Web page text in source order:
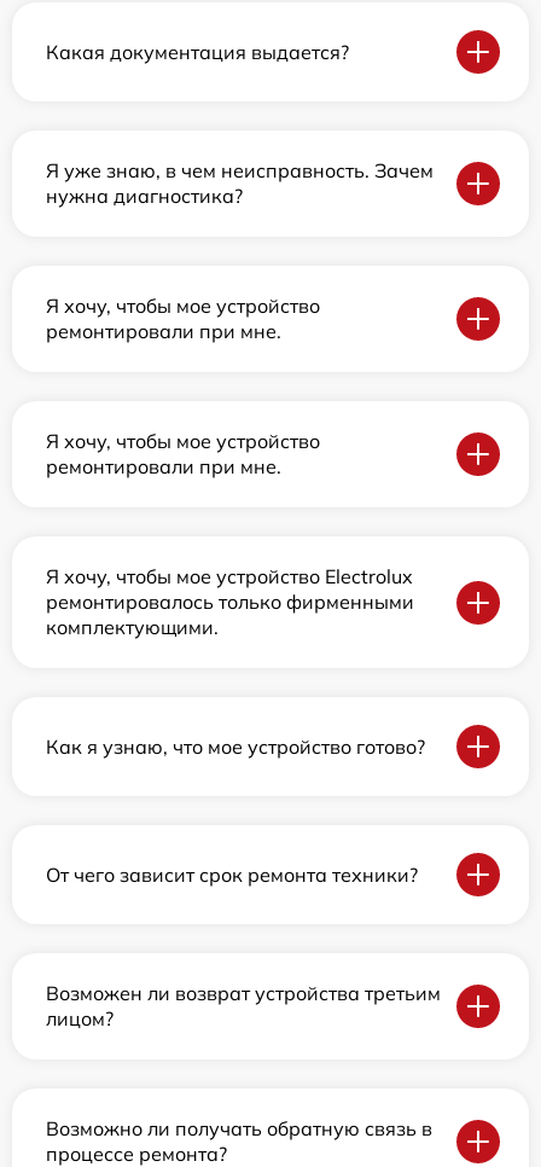
Какая документация выдается?
Я уже знаю, в чем неисправность. Зачем
нужна диагностика?
Я хочу, чтобы мое устройство
ремонтировали при мне.
Я хочу, чтобы мое устройство
ремонтировали при мне.
Я хочу, чтобы мое устройство Electrolux
ремонтировалось только фирменными
комплектующими.
Как я узнаю, что мое устройство готово?
От чего зависит срок ремонта техники?
Возможен ли возврат устройства третьим
лицом?
Возможно ли получать обратную связь в
процессе ремонта?